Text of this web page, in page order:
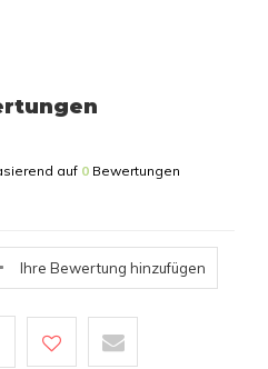
auf 0 Bewertungen
Ihre Bewertung hinzufügen